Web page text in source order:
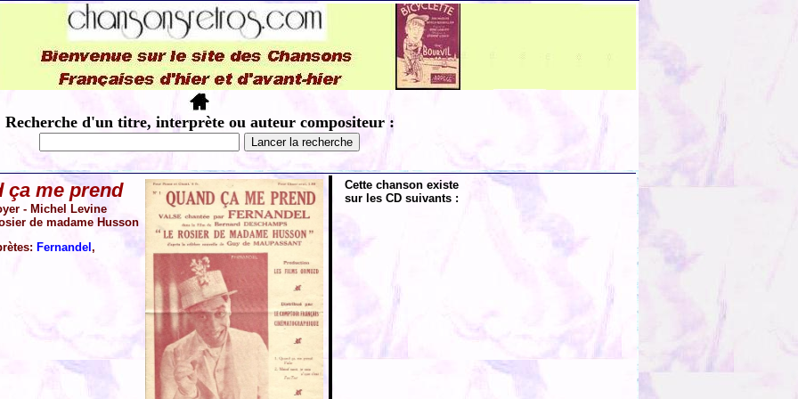
Recherche d'un titre, interprète ou auteur compositeur :
ça me prend
- Michel Levine
de madame Husson
Fernandel ,
Cette chanson existe
sur les CD suivants :